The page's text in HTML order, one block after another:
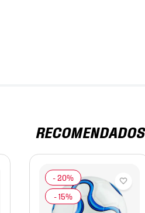
RECOMENDADOS